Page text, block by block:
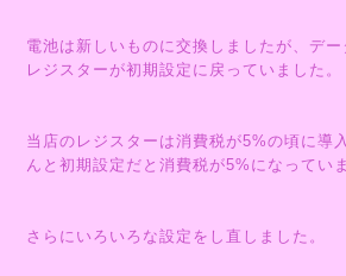
電池は新しいものに交換しましたが、デ
レジスターが初期設定に戻っていました。
当店のレジスターは消費税が5%の頃に導
んと初期設定だと消費税が5%になっていま
さらにいろいろな設定をし直しました。